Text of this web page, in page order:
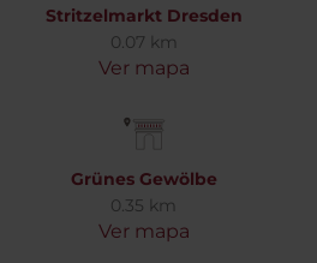
Stritzelmarkt Dresden
0.07 km
Ver mapa
Grünes Gewölbe
0.35 km
Ver mapa